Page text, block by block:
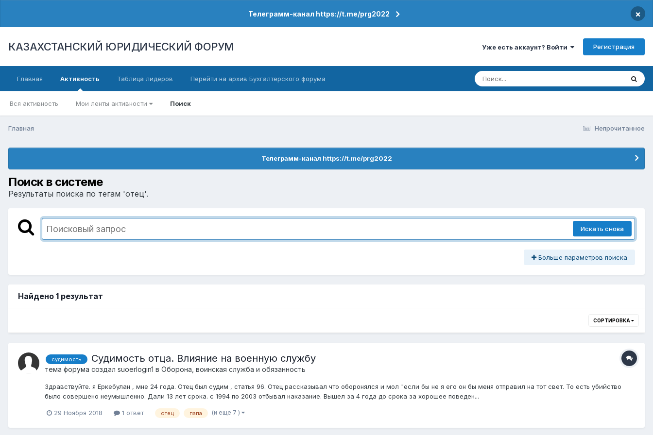
Телеграмм-канал https://t.me/prg2022 ×
КАЗАХСТАНСКИЙ ЮРИДИЧЕСКИЙ ФОРУМ Уже есть аккаунт? Войти Регистрация
Главная Активность
Вся активность Мои ленты активности Поиск
Таблица лидеров Перейти на архив Бухгалтерского форума
Непрочитанное
Главная
Телеграмм-канал https://t.me/prg2022
Поиск в системе
Результаты поиска по тегам 'отец'.
Искать снова
Больше параметров поиска
Найдено 1 результат
СОРТИРОВКА
судимость Судимость отца. Влияние на военную службу
тема форума создал suoerlogin1 в Оборона, воинская служба и обязанность
Здравствуйте. я Еркебулан , мне 24 года. Отец был судим , статья 96. Отец рассказывал что оборонялся и мол "если бы не я его он бы меня отправил на тот свет. То есть убийство
было совершено неумышленно. Дали 13 лет срока. с 1994 по 2003 отбывал наказание. Вышел за 4 года до срока за хорошее поведен...
29 Ноября 2018 1 ответ отец папа (и еще 7 )